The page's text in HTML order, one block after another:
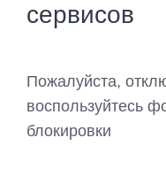
сервисов
Пожалуйста,
воспользуйтесь
блокировки